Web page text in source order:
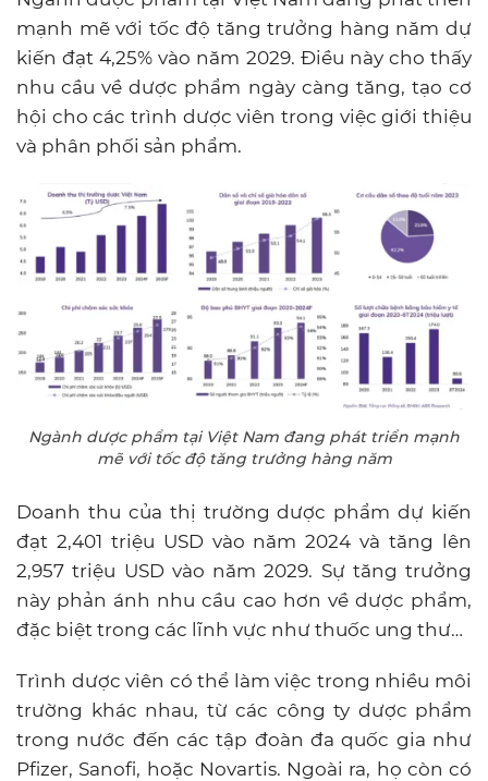
mạnh mẽ với tốc độ tăng trưởng hàng năm dự
kiến đạt 4,25% vào năm 2029. Điều này cho thấy
nhu cầu về dược phẩm ngày càng tăng, tạo cơ
hội cho các trình dược viên trong việc giới thiệu
và phân phối sản phẩm.
Ngành dược phẩm tại Việt Nam đang phát triển mạnh
mẽ với tốc độ tăng trưởng hàng năm
Doanh thu của thị trường dược phẩm dự kiến
đạt 2,401 triệu USD vào năm 2024 và tăng lên
2,957 triệu USD vào năm 2029. Sự tăng trưởng
này phản ánh nhu cầu cao hơn về dược phẩm,
đặc biệt trong các lĩnh vực như thuốc ung thư…
Trình dược viên có thể làm việc trong nhiều môi
trường khác nhau, từ các công ty dược phẩm
trong nước đến các tập đoàn đa quốc gia như
Pfizer, Sanofi, hoặc Novartis. Ngoài ra, họ còn có